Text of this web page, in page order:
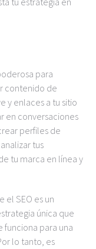
para
contenido de
y enlaces a tu sitio
en conversaciones
perfiles de
tus
tu marca en línea y
el SEO es un
única que
funciona para una
lo tanto, es